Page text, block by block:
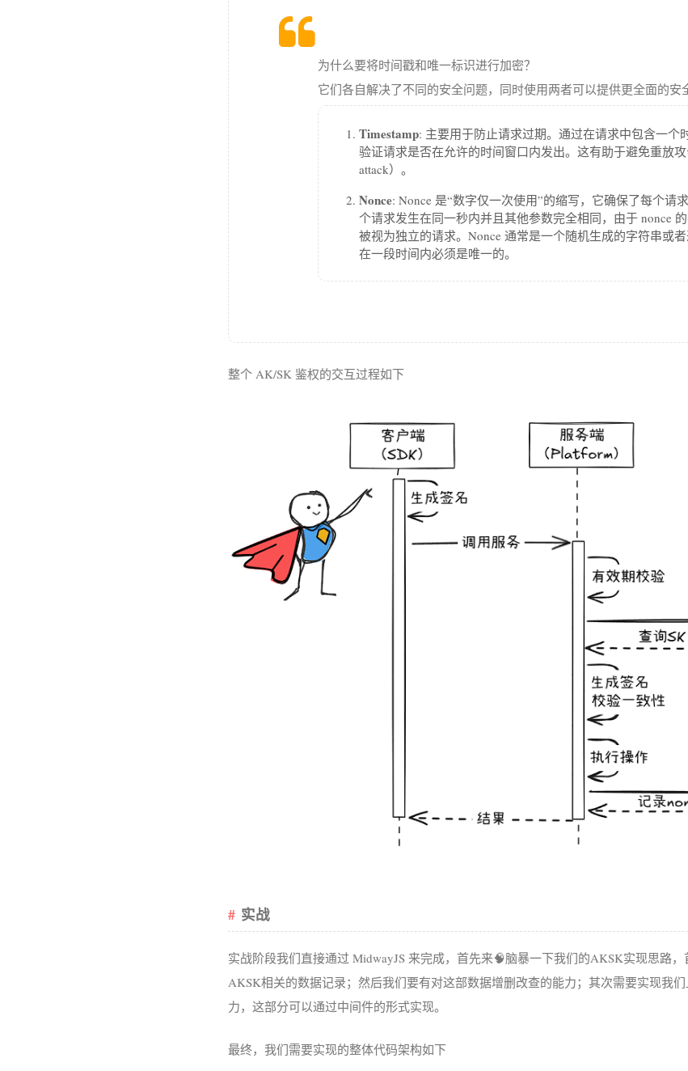
为什么要将时间戳和唯一标识进行加密？
它们各自解决了不同的安全问题，同时使用两者可以提供更全面的安
Timestamp: 主要用于防止请求过期。通过在请求中包含一个
验证请求是否在允许的时间窗口内发出。这有助于避免重放
attack）。
Nonce: Nonce 是“数字仅一次使用”的缩写，它确保了每个请
个请求发生在同一秒内并且其他参数完全相同，由于 nonce
被视为独立的请求。Nonce 通常是一个随机生成的字符串或者
在一段时间内必须是唯一的。
整个 AK/SK 鉴权的交互过程如下
实战
实战阶段我们直接通过 MidwayJS 来完成，首先来🧠脑暴一下我们的AKSK实现思路
AKSK相关的数据记录；然后我们要有对这部数据增删改查的能力；其次需要实现我
力，这部分可以通过中间件的形式实现。
最终，我们需要实现的整体代码架构如下